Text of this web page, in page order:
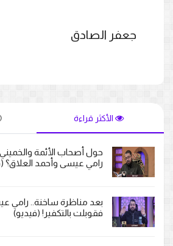
جعفر الصادق
الأكثر قراءة
حول أصحاب الأئمة
رامي عيسى وأحمد العلاق؟
بعد مناظرة ساخنة.. رامي
فقوبلت بالتكفير! (فيديو)